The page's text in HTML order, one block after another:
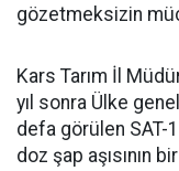
gözetmeksizin
Kars Tarım İl
yıl sonra Ülke
defa görülen SAT-
doz şap aşısının